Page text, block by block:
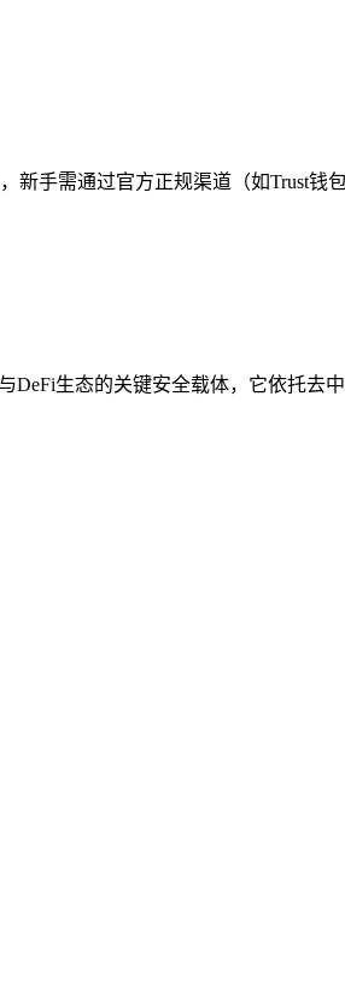
手需通过官方正规渠道（如Trust钱
DeFi生态的关键安全载体，它依托去